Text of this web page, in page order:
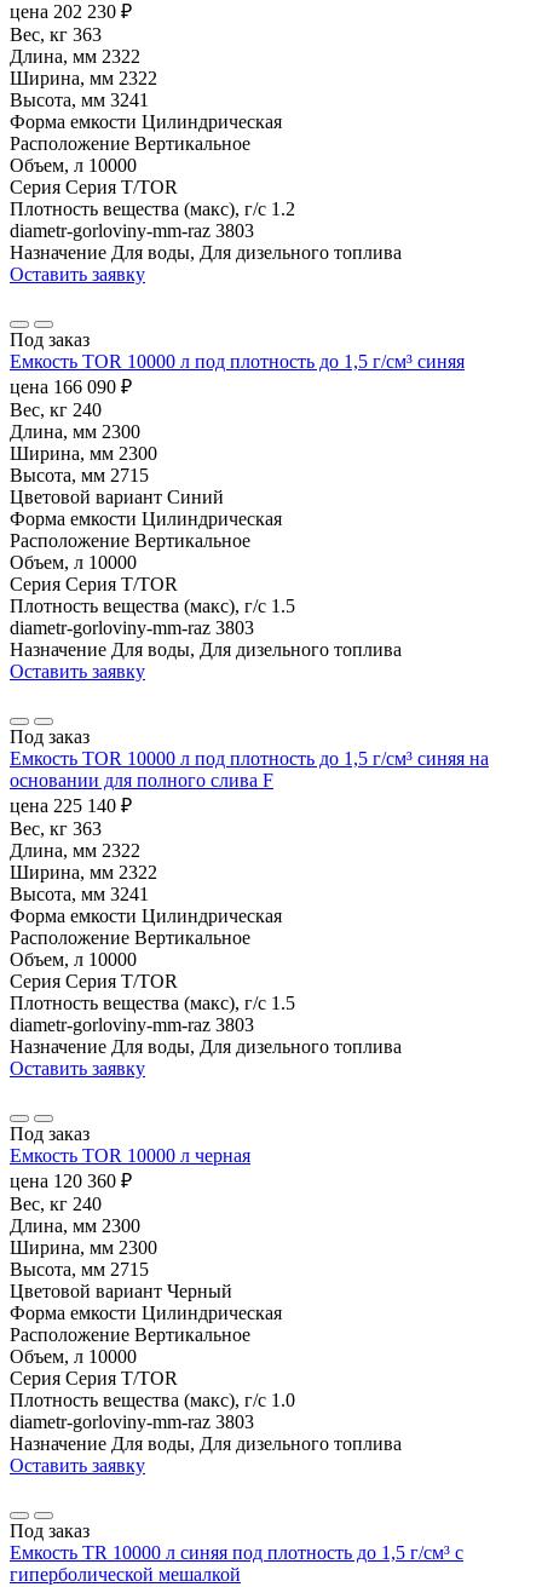
цена 202 230 ₽
Вес, кг 363
Длина, мм 2322
Ширина, мм 2322
Высота, мм 3241
Форма емкости Цилиндрическая
Расположение Вертикальное
Объем, л 10000
Серия Серия T/TOR
Плотность вещества (макс), г/с 1.2
diametr-gorloviny-mm-raz 3803
Назначение Для воды, Для дизельного топлива
Оставить заявку
Под заказ
Емкость TOR 10000 л под плотность до 1,5 г/см³ синяя
цена 166 090 ₽
Вес, кг 240
Длина, мм 2300
Ширина, мм 2300
Высота, мм 2715
Цветовой вариант Синий
Форма емкости Цилиндрическая
Расположение Вертикальное
Объем, л 10000
Серия Серия T/TOR
Плотность вещества (макс), г/с 1.5
diametr-gorloviny-mm-raz 3803
Назначение Для воды, Для дизельного топлива
Оставить заявку
Под заказ
Емкость TOR 10000 л под плотность до 1,5 г/см³ синяя на
основании для полного слива F
цена 225 140 ₽
Вес, кг 363
Длина, мм 2322
Ширина, мм 2322
Высота, мм 3241
Форма емкости Цилиндрическая
Расположение Вертикальное
Объем, л 10000
Серия Серия T/TOR
Плотность вещества (макс), г/с 1.5
diametr-gorloviny-mm-raz 3803
Назначение Для воды, Для дизельного топлива
Оставить заявку
Под заказ
Емкость TOR 10000 л черная
цена 120 360 ₽
Вес, кг 240
Длина, мм 2300
Ширина, мм 2300
Высота, мм 2715
Цветовой вариант Черный
Форма емкости Цилиндрическая
Расположение Вертикальное
Объем, л 10000
Серия Серия T/TOR
Плотность вещества (макс), г/с 1.0
diametr-gorloviny-mm-raz 3803
Назначение Для воды, Для дизельного топлива
Оставить заявку
Под заказ
Емкость TR 10000 л синяя под плотность до 1,5 г/см³ с
гиперболической мешалкой